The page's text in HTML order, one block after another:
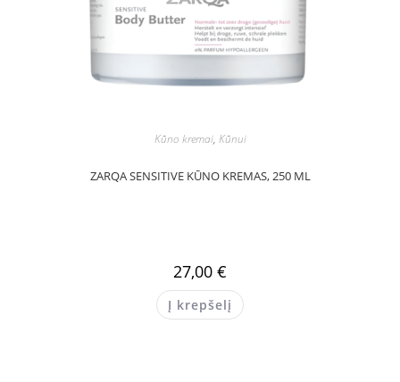
Kūno kremai, Kūnui
ZARQA SENSITIVE KŪNO KREMAS, 250 ML
27,00 €
Į krepšelį